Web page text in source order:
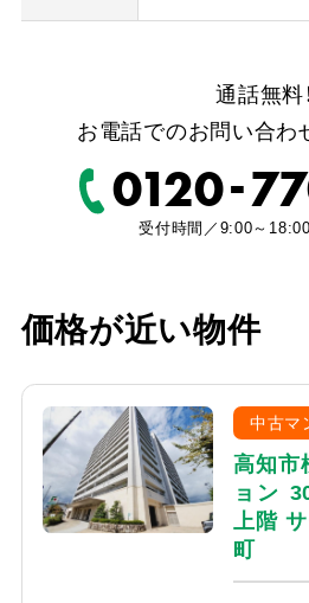
通話無料
お電話でのお問い合わ
0120-
受付時間／9:00～18:00
価格が近い物件
中古マ
高知市
ョン
上階
町